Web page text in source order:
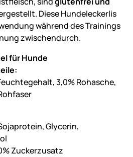
Diese Hundeleckerlis
während des Trainings
zwischendurch.
für Hunde
3,0% Rohasche,
Glycerin,
Zuckerzusatz